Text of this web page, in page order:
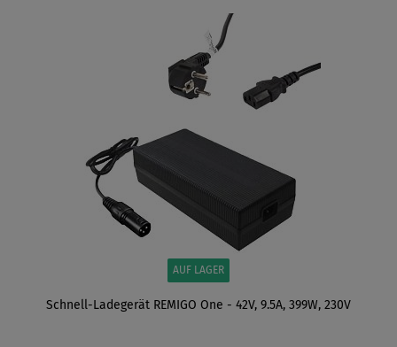
AUF LAGER
Schnell-Ladegerät REMIGO One - 42V, 9.5A, 399W, 230V